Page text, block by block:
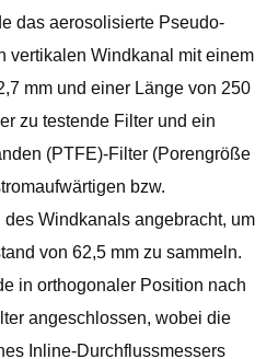
das aerosolisierte Pseudo-
vertikalen Windkanal mit einem
mm und einer Länge von 250
zu testende Filter und ein
(PTFE)-Filter (Porengröße
bzw.
Windkanals angebracht, um
von 62,5 mm zu sammeln.
in orthogonaler Position nach
angeschlossen, wobei die
Inline-Durchflussmessers